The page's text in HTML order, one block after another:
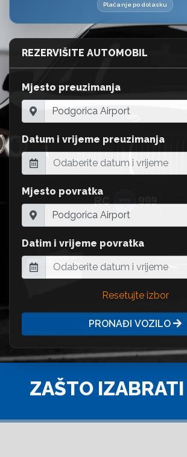
Plaćanje po dolasku
REZERVIŠITE AUTOMOBIL
Mjesto preuzimanja
Datum i vrijeme preuzimanja
Mjesto povratka
Datim i vrijeme povratka
Resetujte izbor
PRONAĐI VOZILO
ZAŠTO IZABRATI